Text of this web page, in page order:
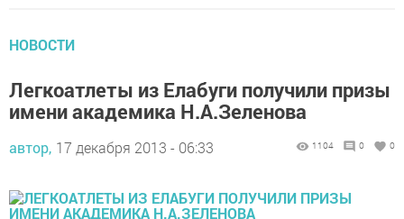
НОВОСТИ
Легкоатлеты из Елабуги получили призы
имени академика Н.А.Зеленова
автор, 17 декабря 2013 - 06:33 1104 0 0